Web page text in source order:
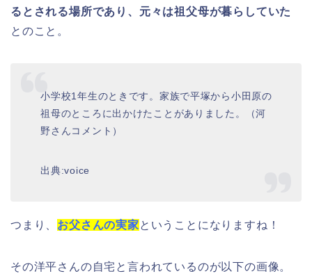
るとされる場所であり、元々は祖父母が暮らしていた
とのこと。
小学校1年生のときです。家族で平塚から小田原の
祖母のところに出かけたことがありました。（河
野さんコメント）
出典:voice
つまり、 お父さんの実家ということになりますね！
その洋平さんの自宅と言われているのが以下の画像。